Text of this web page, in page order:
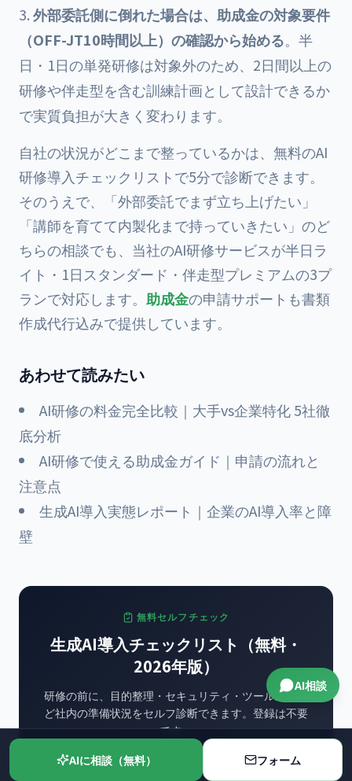
外部委託側に倒れた場合は、助成金の対象要件
（OFF-JT10時間以上）の確認から始める。半
日・1日の単発研修は対象外のため、2日間以上の
研修や伴走型を含む訓練計画として設計できるか
で実質負担が大きく変わります。
自社の状況がどこまで整っているかは、無料のAI
研修導入チェックリストで5分で診断できます。
そのうえで、「外部委託でまず立ち上げたい」
「講師を育てて内製化まで持っていきたい」のど
ちらの相談でも、 当社のAI研修サービスが半日ラ
イト・1日スタンダード・伴走型プレミアムの3プ
ランで対応します。 助成金の申請サポートも書類
作成代行込みで提供しています。
あわせて読みたい
AI研修の料金完全比較｜大手vs企業特化 5社徹
底分析
AI研修で使える助成金ガイド｜申請の流れと
注意点
生成AI導入実態レポート｜企業のAI導入率と障
壁
無料セルフチェック
生成AI導入チェックリスト（無料・
2026年版）
研修の前に、目的整理・セキュリティ・ツール選定な
ど社内の準備状況をセルフ診断できます。登録は不要
です。
AIに相談（無料） フォーム
AI相談